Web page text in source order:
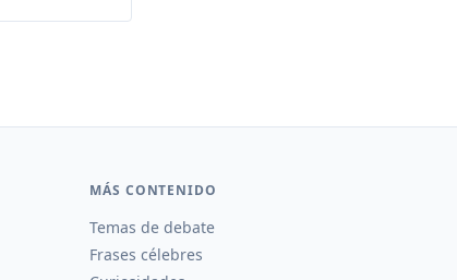
MÁS CONTENIDO
Temas de debate
Frases célebres